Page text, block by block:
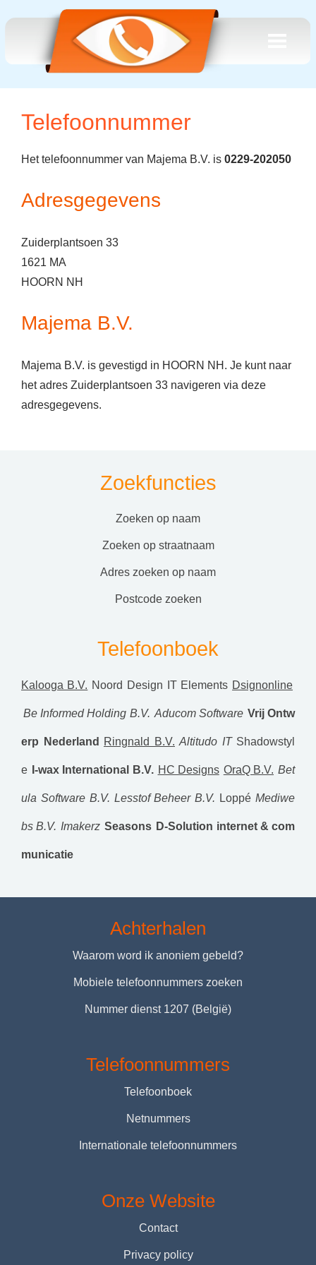
Telefoonnummer
Het telefoonnummer van Majema B.V. is 0229-202050
Adresgegevens
Zuiderplantsoen 33
1621 MA
HOORN NH
Majema B.V.
Majema B.V. is gevestigd in HOORN NH. Je kunt naar
het adres Zuiderplantsoen 33 navigeren via deze
adresgegevens.
Zoekfuncties
zoeken op naam
zoeken op straatnaam
adres zoeken op naam
postcode zoeken
Telefoonboek
Kalooga B.V. Noord Design IT Elements Dsignonline
Be Informed Holding B.V. Aducom Software Vrij Ontw
erp Nederland Ringnald B.V. Altitudo IT Shadowstyl
e I-wax International B.V. HC Designs OraQ B.V. Bet
ula Software B.V. Lesstof Beheer B.V. Loppé Mediwe
bs B.V. Imakerz Seasons D-Solution internet & com
municatie
Achterhalen
Waarom word ik anoniem gebeld?
Mobiele telefoonnummers zoeken
Nummer dienst 1207 (België)
Telefoonnummers
Telefoonboek
Netnummers
Internationale telefoonnummers
Onze Website
Contact
Privacy policy